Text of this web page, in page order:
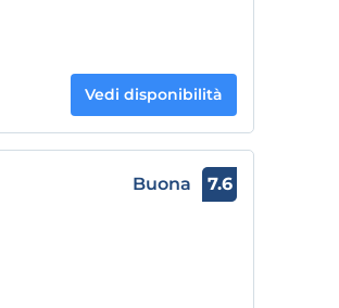
Vedi disponibilità
Buona 7.6